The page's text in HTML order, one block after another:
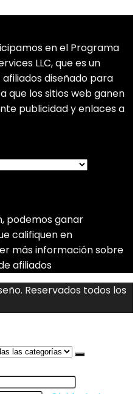
en el Programa
LLC, que es un
diseñado para
que los sitios web ganen
publicidad y enlaces a
podemos ganar
califiquen en
más información sobre
afiliados
Reservados todos los